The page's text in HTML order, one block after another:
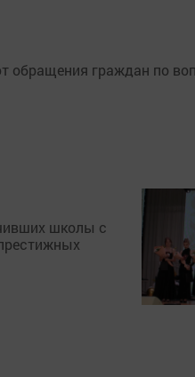
обращения граждан по
школы с